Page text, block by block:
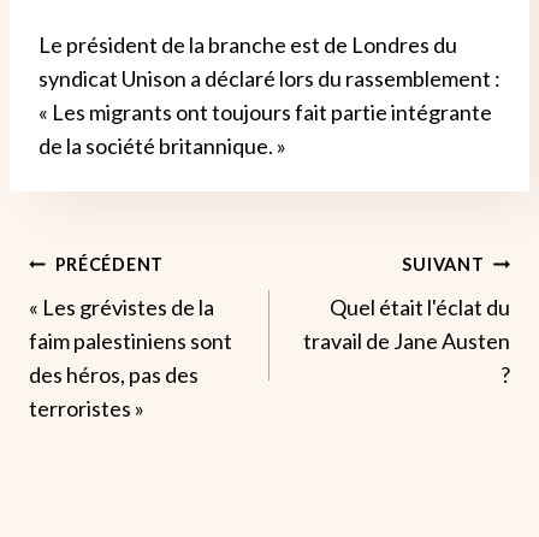
Le président de la branche est de Londres du
syndicat Unison a déclaré lors du rassemblement :
« Les migrants ont toujours fait partie intégrante
de la société britannique. »
Navigation
De
L’article
PRÉCÉDENT
« Les grévistes de la
faim palestiniens sont
des héros, pas des
terroristes »
SUIVANT
Quel était l'éclat du
travail de Jane Austen
?